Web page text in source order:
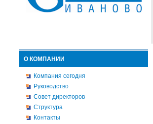
О КОМПАНИИ
Компания сегодня
Руководство
Совет директоров
Структура
Контакты